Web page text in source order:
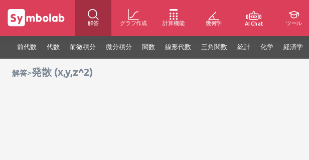
解答 グラフ作成 計算機能 幾何学 AI Chat ツール
前代数 代数 前微積分 微分積分 関数 線形代数 三角関数 統計 化学 経済学
解答>発散 (x,y,z^2)